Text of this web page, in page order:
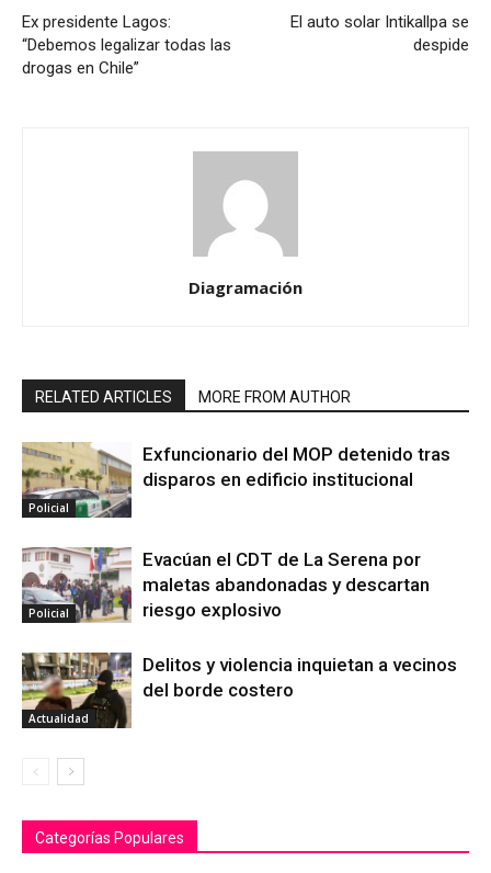
Ex presidente Lagos:
“Debemos legalizar todas las
drogas en Chile”
El auto solar Intikallpa se
despide
Diagramación
RELATED ARTICLES MORE FROM AUTHOR
Policial
Exfuncionario del MOP detenido tras
disparos en edificio institucional
Policial
Evacúan el CDT de La Serena por
maletas abandonadas y descartan
riesgo explosivo
Actualidad
Delitos y violencia inquietan a vecinos
del borde costero
Categorías Populares